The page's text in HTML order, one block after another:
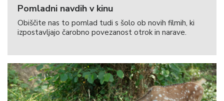
Pomladni navdih v kinu
Obiščite nas to pomlad tudi s šolo ob novih filmih, ki
izpostavljajo čarobno povezanost otrok in narave.